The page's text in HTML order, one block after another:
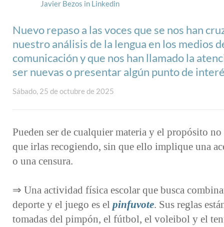
Javier Bezos in Linkedin
Nuevo repaso a las voces que se nos han
nuestro análisis de la lengua en los medios
comunicación y que nos han llamado la
ser nuevas o presentar algún punto de
Sábado, 25 de octubre de 2025
Pueden ser de cualquier materia y el propósito no
que irlas recogiendo, sin que ello implique una
o una censura.
⇒ Una actividad física escolar que busca
deporte y el juego es el pinfuvote. Sus reglas
tomadas del pimpón, el fútbol, el voleibol y el